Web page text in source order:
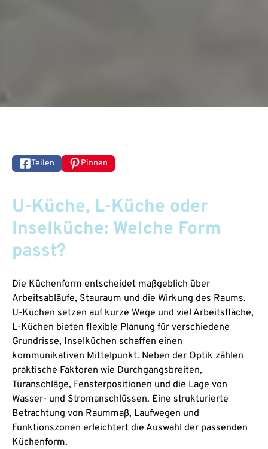
Teilen Pinnen
U-Küche, L-Küche oder
Inselküche: Welche Form
passt?
Die Küchenform entscheidet maßgeblich über
Arbeitsabläufe, Stauraum und die Wirkung des Raums.
U-Küchen setzen auf kurze Wege und viel Arbeitsfläche,
L-Küchen bieten flexible Planung für verschiedene
Grundrisse, Inselküchen schaffen einen
kommunikativen Mittelpunkt. Neben der Optik zählen
praktische Faktoren wie Durchgangsbreiten,
Türanschläge, Fensterpositionen und die Lage von
Wasser- und Stromanschlüssen. Eine strukturierte
Betrachtung von Raummaß, Laufwegen und
Funktionszonen erleichtert die Auswahl der passenden
Küchenform.